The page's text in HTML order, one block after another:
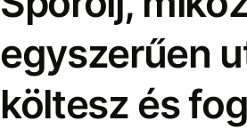
egyszerűen
költesz és